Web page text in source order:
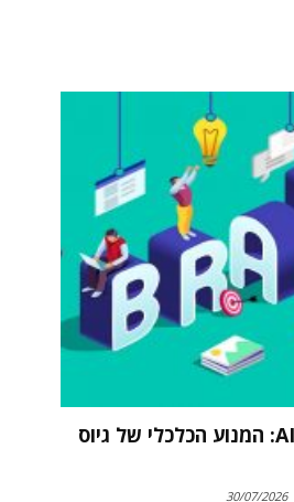
מיתוג מעסיק בעידן ה-AI: המנוע הכלכלי של גיוס
30/07/2026